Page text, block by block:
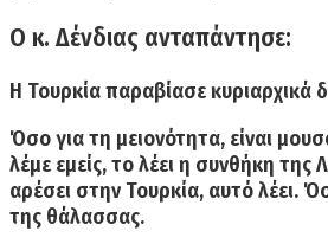
Ο κ. Δένδιας ανταπάντησε:
Η Τουρκία παραβίασε κυριαρχικά
Όσο για τη μειονότητα, είναι
λέμε εμείς, το λέει η συνθήκη της
αρέσει στην Τουρκία, αυτό λέει.
της θάλασσας.